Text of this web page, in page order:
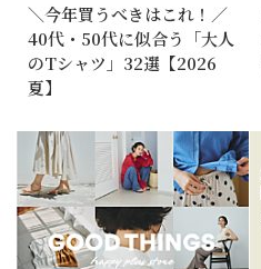
＼今年買うべきはこれ！／
40代・50代に似合う「大人
のTシャツ」32選【2026
夏】